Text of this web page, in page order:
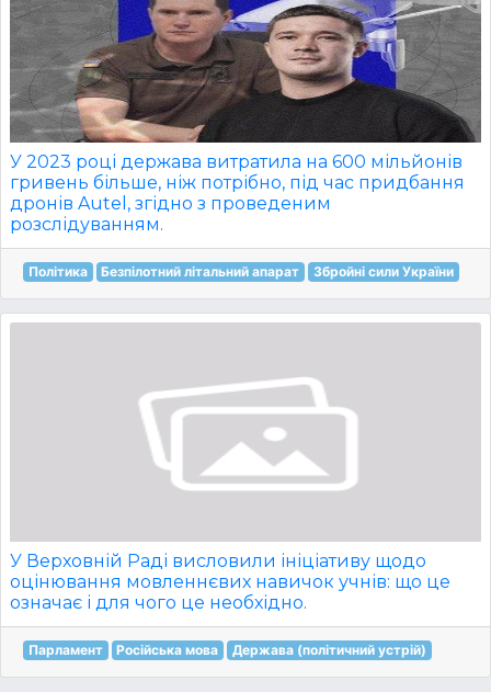
У 2023 році держава витратила на 600 мільйонів
гривень більше, ніж потрібно, під час придбання
дронів Autel, згідно з проведеним
розслідуванням.
Політика Безпілотний літальний апарат Збройні сили України
У Верховній Раді висловили ініціативу щодо
оцінювання мовленнєвих навичок учнів: що це
означає і для чого це необхідно.
Парламент Російська мова Держава (політичний устрій)